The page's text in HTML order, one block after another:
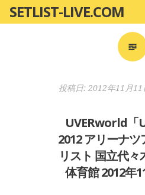
ン
SETLIST-LIVE.COM
投稿日: 2012年11月11
UVERworld「
2012 アリーナツ
リスト 国立代
体育館 2012年